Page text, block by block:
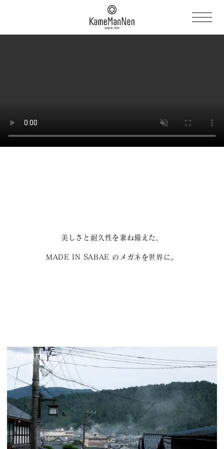
美しさと耐久性を兼ね備えた、
MADE IN SABAE のメガネを世界に。
ABOUT